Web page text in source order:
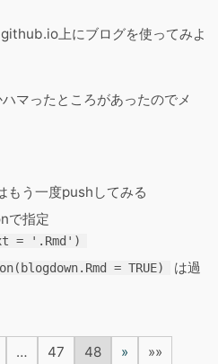
上にブログを使ってみよ
マったところがあったのでメ
もう一度pushしてみる
で指定
= '.Rmd')
= TRUE)
は過
… 47 48 » »»